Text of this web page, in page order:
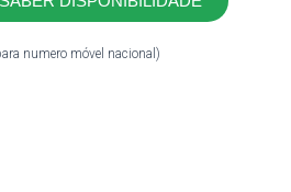
numero móvel nacional)